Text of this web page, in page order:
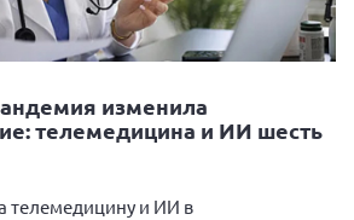
изменила
телемедицина и ИИ шесть
телемедицину и ИИ в